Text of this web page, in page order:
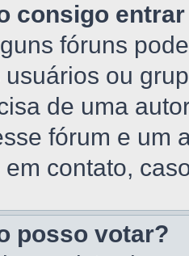
consigo
fóruns
ou
de uma
fórum e um
contato,
posso votar?